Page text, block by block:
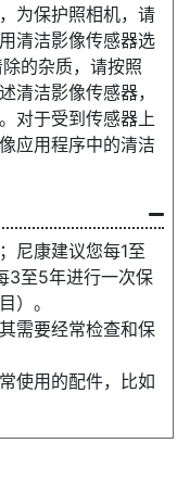
为保护照相机，请
清洁影像传感器选
的杂质，请按照
清洁影像传感器，
对于受到传感器上
应用程序中的清洁
尼康建议您每1至
3至5年进行一次保
）。
需要经常检查和保
使用的配件，比如